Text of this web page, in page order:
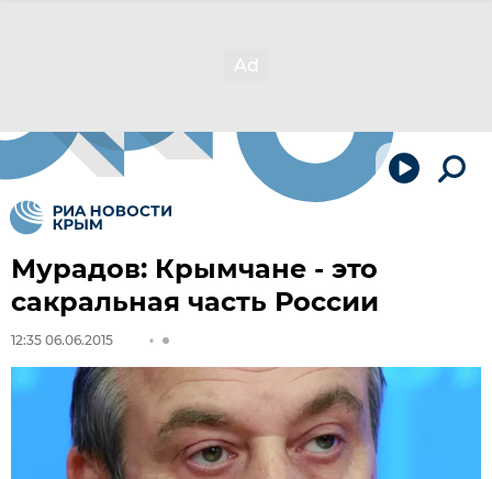
Мурадов: Крымчане - это
сакральная часть России
12:35 06.06.2015